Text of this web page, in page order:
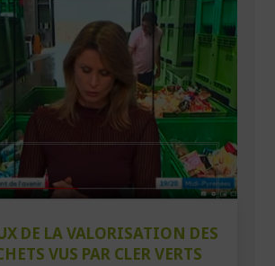
DE LA VALORISATION DES
VUS PAR CLER VERTS